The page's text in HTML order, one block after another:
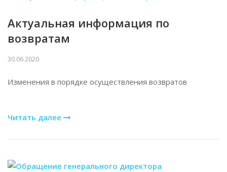
Актуальная информация по
возвратам
30.06.2020
Изменения в порядке осуществления возвратов
Читать далее